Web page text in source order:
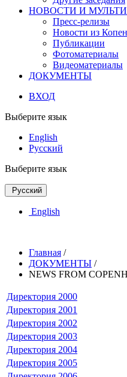
НОВОСТИ И
Пресс-релизы
Новости из
Публикации
Фотоматериалы
Видеоматериалы
ДОКУМЕНТЫ
ВХОД
Выберите язык
English
Русский
Выберите язык
Русский
English
Главная /
ДОКУМЕНТЫ /
NEWS FROM
Директория 2000
Директория 2001
Директория 2002
Директория 2003
Директория 2004
Директория 2005